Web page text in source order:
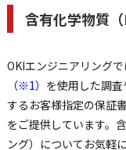
含有化学物質
OKIエンジニアリング
（※1） を使用した調
するお客様指定の保証
をご提供しています。
ング）についてお気軽